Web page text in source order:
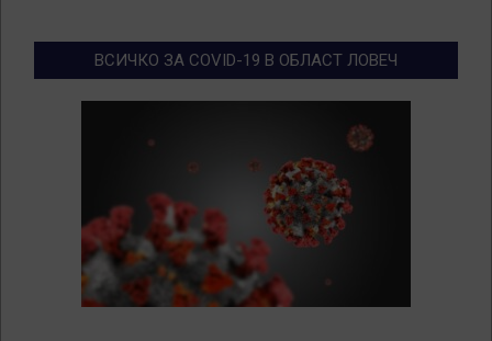
ВСИЧКО ЗА COVID-19 В ОБЛАСТ ЛОВЕЧ